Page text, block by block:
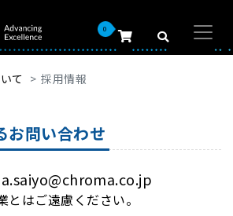
0
て 採用情報
問い合わせ
はご遠慮ください。